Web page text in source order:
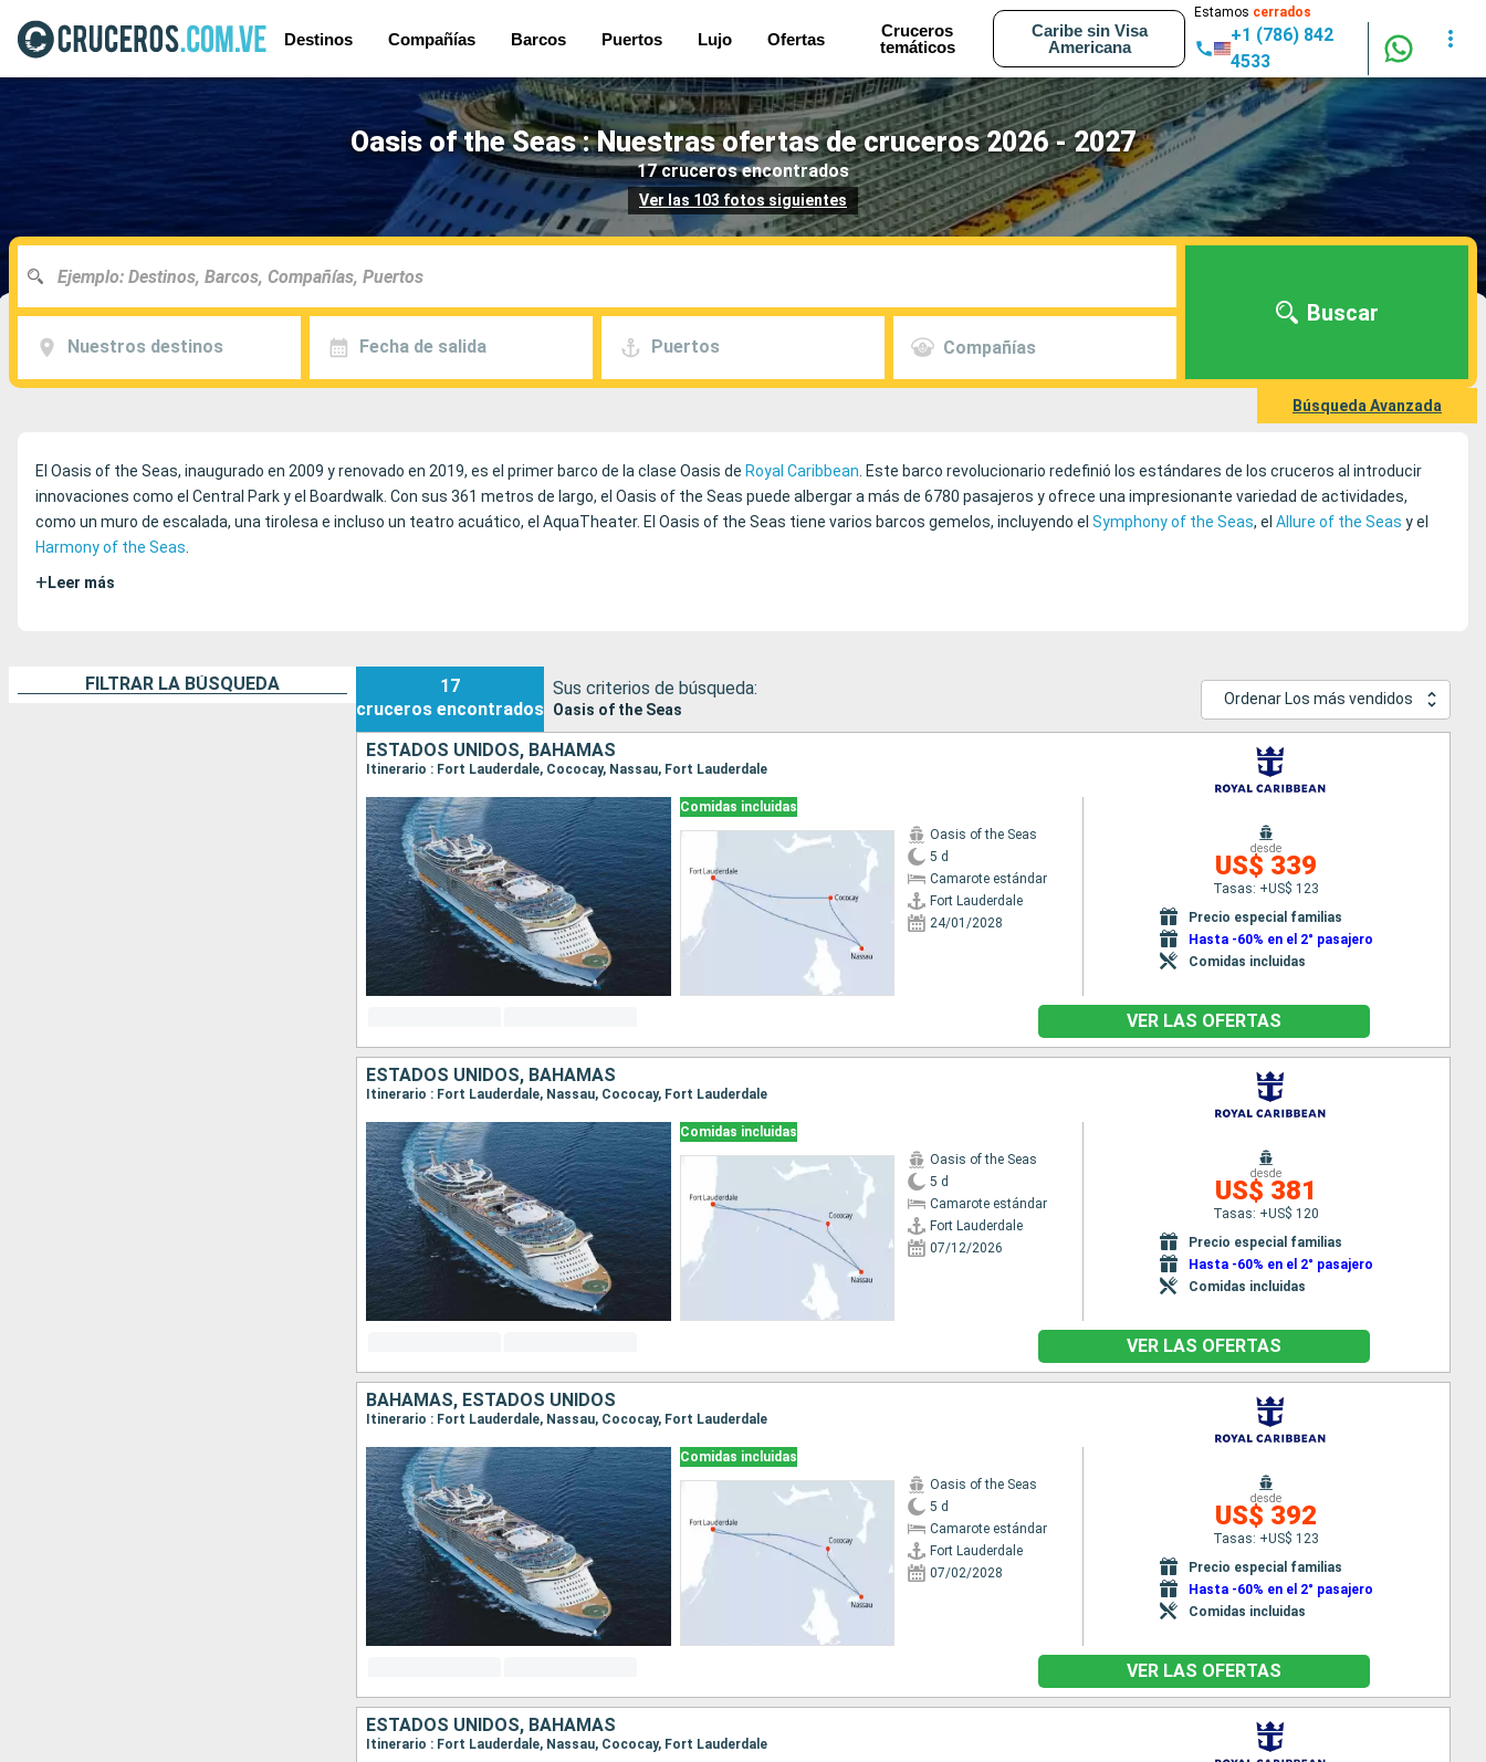
Destinos Compañías Barcos Puertos Lujo Ofertas
Cruceros
temáticos
Caribe sin Visa
Americana
Estamos cerrados
+1 (786) 842
4533
Oasis of the Seas : Nuestras ofertas de cruceros 2026 - 2027
17 cruceros encontrados
Ver las 103 fotos siguientes
Nuestros destinos Fecha de salida Puertos Compañías
Buscar
Búsqueda Avanzada
El Oasis of the Seas, inaugurado en 2009 y renovado en 2019, es el primer barco de la clase Oasis de Royal Caribbean . Este barco revolucionario redefinió los estándares de los cruceros al introducir
innovaciones como el Central Park y el Boardwalk. Con sus 361 metros de largo, el Oasis of the Seas puede albergar a más de 6780 pasajeros y ofrece una impresionante variedad de actividades,
como un muro de escalada, una tirolesa e incluso un teatro acuático, el AquaTheater. El Oasis of the Seas tiene varios barcos gemelos, incluyendo el Symphony of the Seas, el Allure of the Seas y el
Harmony of the Seas
+ Leer más
FILTRAR LA BÚSQUEDA
17
cruceros encontrados
Sus criterios de búsqueda:
Oasis of the Seas
Ordenar Los más vendidos
ESTADOS UNIDOS, BAHAMAS
Itinerario : Fort Lauderdale, Cococay, Nassau, Fort Lauderdale
Comidas incluidas
Oasis of the Seas
5 d
Camarote estándar
Fort Lauderdale
24/01/2028
desde
US$ 339
Tasas: +US$ 123
Precio especial familias
Hasta -60% en el 2° pasajero
Comidas incluidas
VER LAS OFERTAS
ESTADOS UNIDOS, BAHAMAS
Itinerario : Fort Lauderdale, Nassau, Cococay, Fort Lauderdale
Comidas incluidas
Oasis of the Seas
5 d
Camarote estándar
Fort Lauderdale
07/12/2026
desde
US$ 381
Tasas: +US$ 120
Precio especial familias
Hasta -60% en el 2° pasajero
Comidas incluidas
VER LAS OFERTAS
BAHAMAS, ESTADOS UNIDOS
Itinerario : Fort Lauderdale, Nassau, Cococay, Fort Lauderdale
Comidas incluidas
Oasis of the Seas
5 d
Camarote estándar
Fort Lauderdale
07/02/2028
desde
US$ 392
Tasas: +US$ 123
Precio especial familias
Hasta -60% en el 2° pasajero
Comidas incluidas
VER LAS OFERTAS
ESTADOS UNIDOS, BAHAMAS
Itinerario : Fort Lauderdale, Nassau, Cococay, Fort Lauderdale